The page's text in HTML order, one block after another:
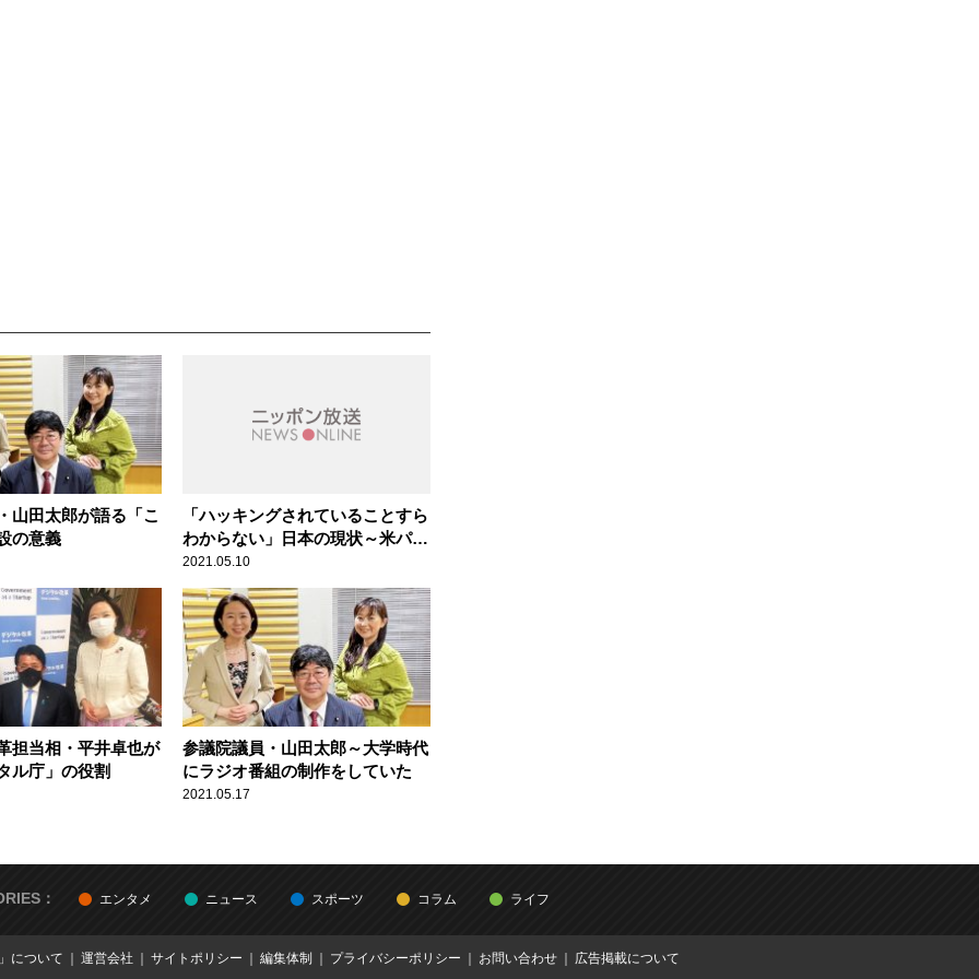
山田太郎が語る「こ
の意義
「ハッキングされていることすら
わからない」日本の現状～米パイ
プラインがサイバー攻撃を受け停
止
2021.05.10
担当相・平井卓也が
ル庁」の役割
参議院議員・山田太郎～大学時代
にラジオ番組の制作をしていた
2021.05.17
： エンタメ ニュース スポーツ コラム ライフ
について 運営会社 サイトポリシー 編集体制 プライバシーポリシー お問い合わせ 広告掲載について